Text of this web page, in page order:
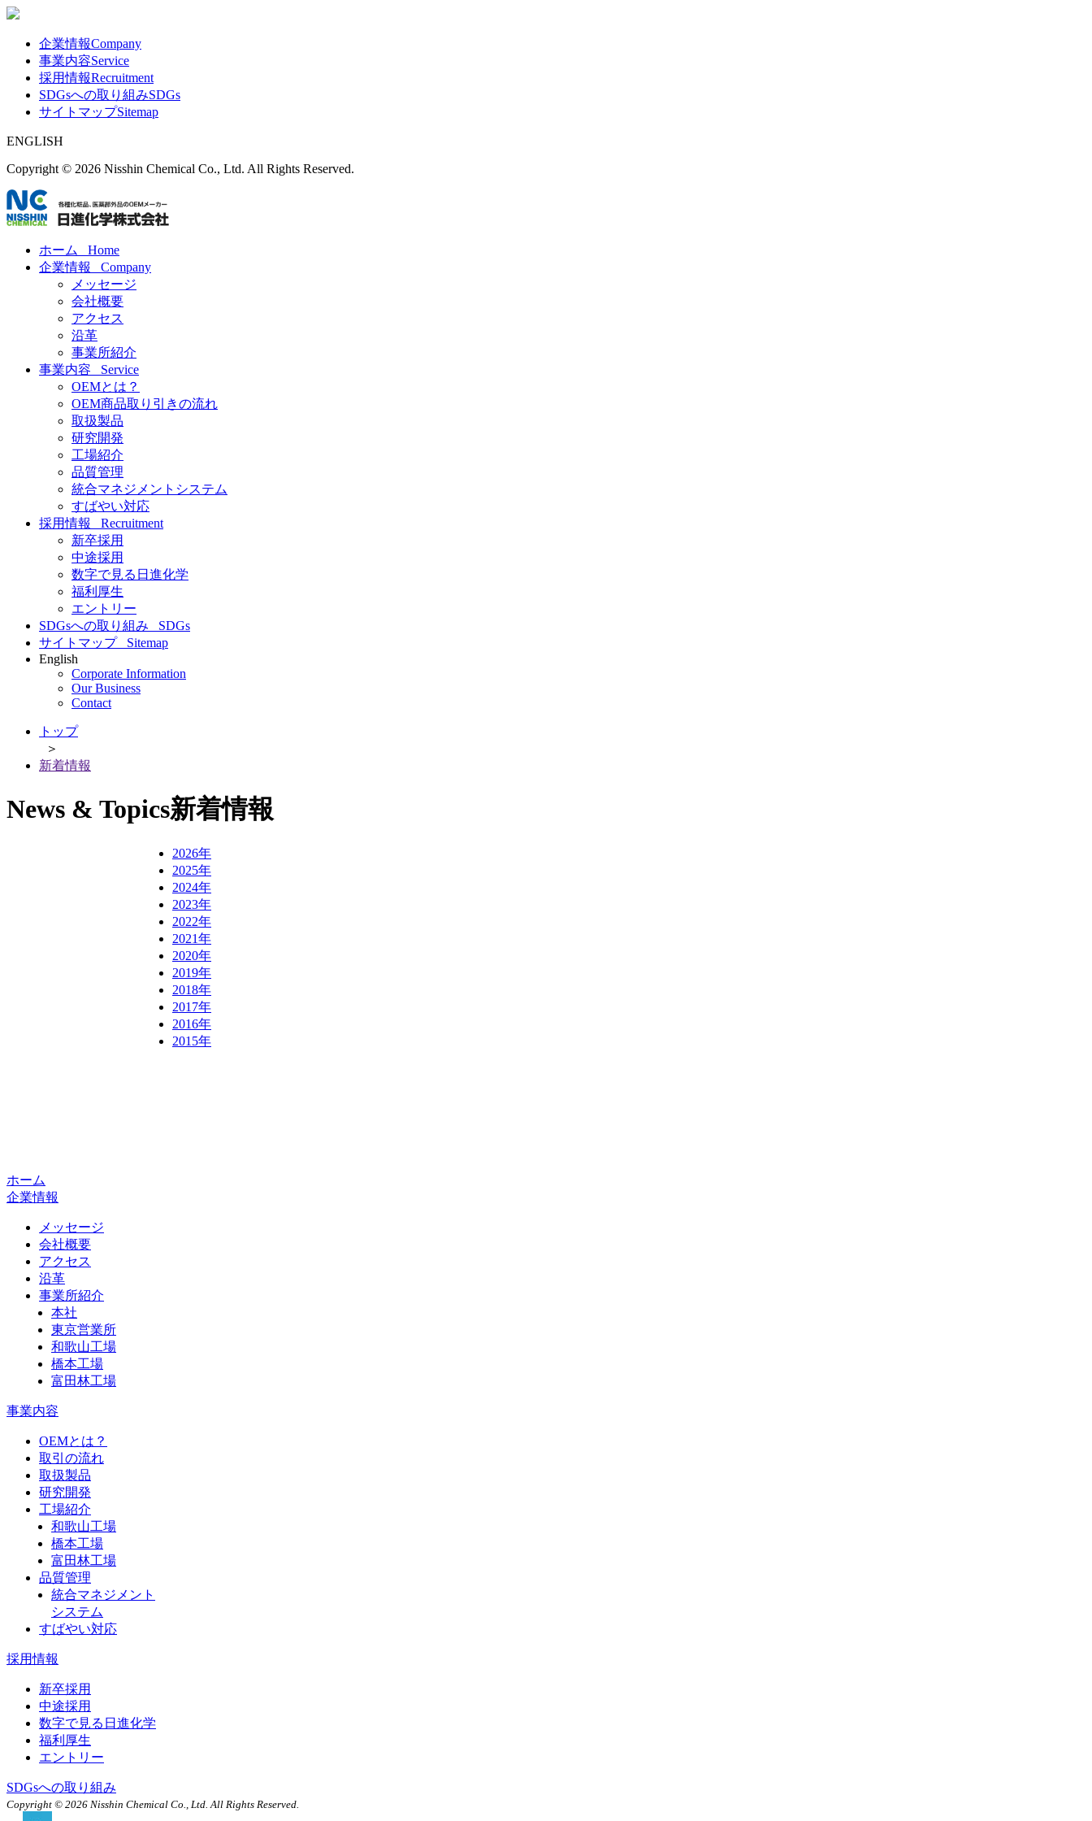
企業情報Company
事業内容Service
採用情報Recruitment
SDGsへの取り組みSDGs
サイトマップSitemap
ENGLISH
Copyright © 2026 Nisshin Chemical Co., Ltd. All Rights Reserved.
ホーム Home
企業情報 Company
メッセージ
会社概要
アクセス
沿革
事業所紹介
事業内容 Service
OEMとは？
OEM商品取り引きの流れ
取扱製品
研究開発
工場紹介
品質管理
統合マネジメントシステム
すばやい対応
採用情報 Recruitment
新卒採用
中途採用
数字で見る日進化学
福利厚生
エントリー
SDGsへの取り組み SDGs
サイトマップ Sitemap
English
Corporate Information
Our Business
Contact
トップ
＞
新着情報
News & Topics新着情報
2026年
2025年
2024年
2023年
2022年
2021年
2020年
2019年
2018年
2017年
2016年
2015年
ホーム
企業情報
メッセージ
会社概要
アクセス
沿革
事業所紹介
本社
東京営業所
和歌山工場
橋本工場
富田林工場
事業内容
OEMとは？
取引の流れ
取扱製品
研究開発
工場紹介
和歌山工場
橋本工場
富田林工場
品質管理
統合マネジメント
システム
すばやい対応
採用情報
新卒採用
中途採用
数字で見る日進化学
福利厚生
エントリー
SDGsへの取り組み
Copyright © 2026 Nisshin Chemical Co., Ltd. All Rights Reserved.